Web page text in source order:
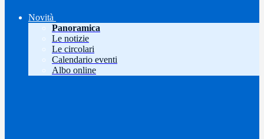
Novità
Panoramica
Le notizie
Le circolari
Calendario eventi
Albo online